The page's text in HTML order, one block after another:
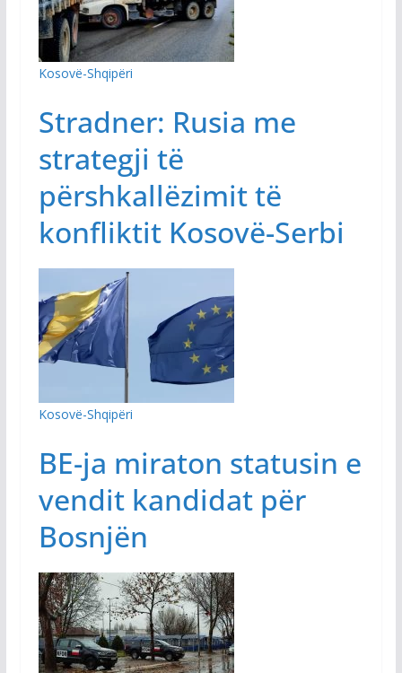
Kosovë-Shqipëri
Stradner: Rusia me
strategji të
përshkallëzimit të
konfliktit Kosovë-Serbi
Kosovë-Shqipëri
BE-ja miraton statusin e
vendit kandidat për
Bosnjën